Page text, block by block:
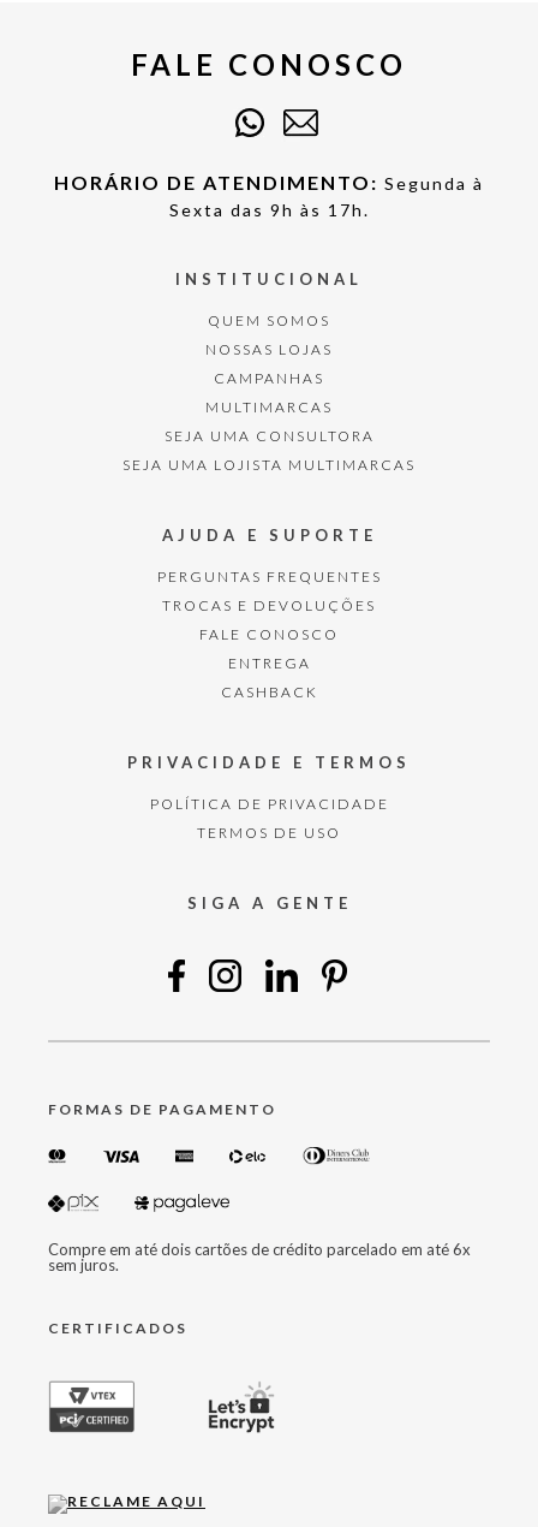
FALE CONOSCO
HORÁRIO DE ATENDIMENTO: Segunda à
Sexta das 9h às 17h.
INSTITUCIONAL
QUEM SOMOS
NOSSAS LOJAS
CAMPANHAS
MULTIMARCAS
SEJA UMA CONSULTORA
SEJA UMA LOJISTA MULTIMARCAS
AJUDA E SUPORTE
PERGUNTAS FREQUENTES
TROCAS E DEVOLUÇÕES
FALE CONOSCO
ENTREGA
CASHBACK
PRIVACIDADE E TERMOS
POLÍTICA DE PRIVACIDADE
TERMOS DE USO
SIGA A GENTE
FORMAS DE PAGAMENTO
Compre em até dois cartões de crédito parcelado em até 6x
sem juros.
CERTIFICADOS